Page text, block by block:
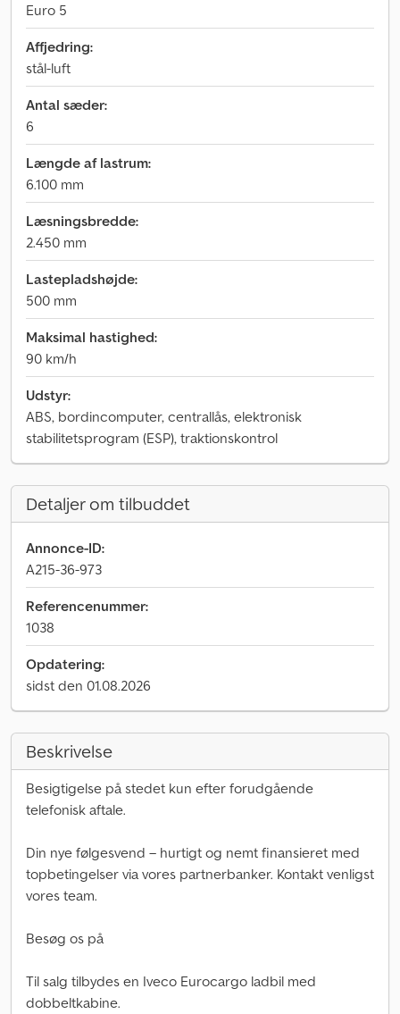
Euro 5
Affjedring:
stål-luft
Antal sæder:
6
Længde af lastrum:
6.100 mm
Læsningsbredde:
2.450 mm
Lastepladshøjde:
500 mm
Maksimal hastighed:
90 km/h
Udstyr:
ABS, bordincomputer, centrallås, elektronisk
stabilitetsprogram (ESP), traktionskontrol
Detaljer om tilbuddet
Annonce-ID:
A215-36-973
Referencenummer:
1038
Opdatering:
sidst den 01.08.2026
Beskrivelse
Besigtigelse på stedet kun efter forudgående
telefonisk aftale.
Din nye følgesvend – hurtigt og nemt finansieret med
topbetingelser via vores partnerbanker. Kontakt venligst
vores team.
Besøg os på
Til salg tilbydes en Iveco Eurocargo ladbil med
dobbeltkabine.